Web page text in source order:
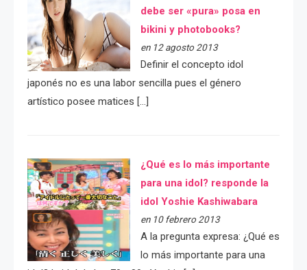
debe ser «pura» posa en
bikini y photobooks?
en 12 agosto 2013
Definir el concepto idol
japonés no es una labor sencilla pues el género
artístico posee matices […]
¿Qué es lo más importante
para una idol? responde la
idol Yoshie Kashiwabara
en 10 febrero 2013
A la pregunta expresa: ¿Qué es
lo más importante para una